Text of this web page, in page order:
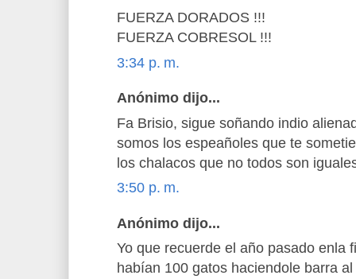
FUERZA DORADOS !!!
FUERZA COBRESOL !!!
3:34 p. m.
Anónimo dijo...
Fa Brisio, sigue soñando indio
somos los espeañoles que te
los chalacos que no todos son
3:50 p. m.
Anónimo dijo...
Yo que recuerde el año pasado enla
habían 100 gatos haciendole barra